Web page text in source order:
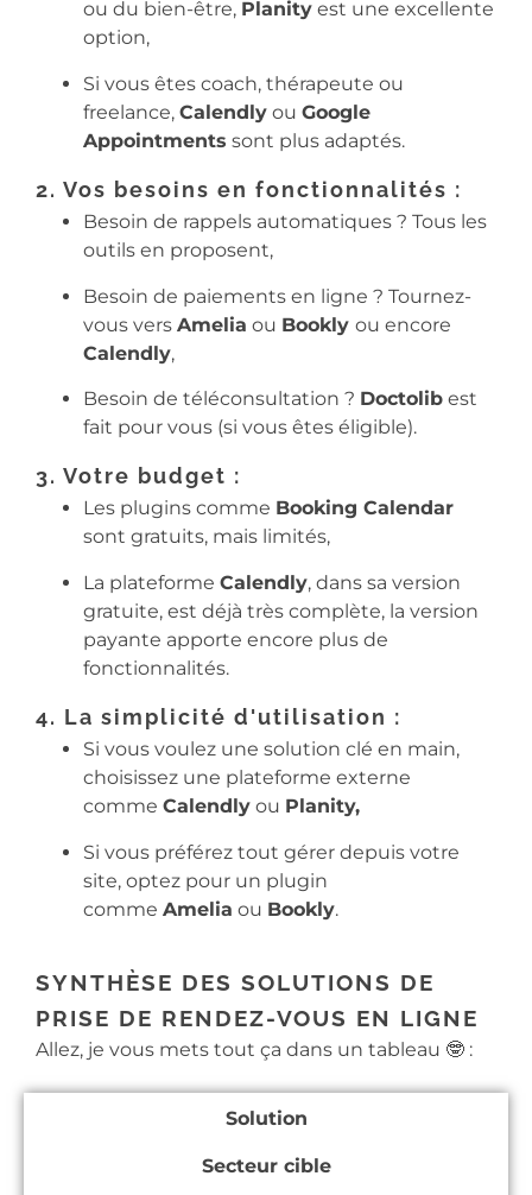
ou du bien-être, Planity est une excellente
option,
Si vous êtes coach, thérapeute ou
freelance, Calendly ou Google
Appointments sont plus adaptés.
2. Vos besoins en fonctionnalités :
Besoin de rappels automatiques ? Tous les
outils en proposent,
Besoin de paiements en ligne ? Tournez-
vous vers Amelia ou Bookly ou encore
Calendly,
Besoin de téléconsultation ? Doctolib est
fait pour vous (si vous êtes éligible).
3. Votre budget :
Les plugins comme Booking Calendar
sont gratuits, mais limités,
La plateforme Calendly, dans sa version
gratuite, est déjà très complète, la version
payante apporte encore plus de
fonctionnalités.
4. La simplicité d'utilisation :
Si vous voulez une solution clé en main,
choisissez une plateforme externe
comme Calendly ou Planity,
Si vous préférez tout gérer depuis votre
site, optez pour un plugin
comme Amelia ou Bookly.
SYNTHÈSE DES SOLUTIONS DE
PRISE DE RENDEZ-VOUS EN LIGNE
Allez, je vous mets tout ça dans un tableau 🤓 :
Solution
Secteur cible